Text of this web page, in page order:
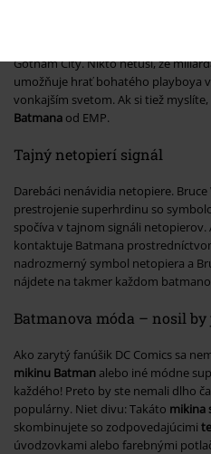
Postavu Batmana vytvorili umelec
1939. Batman je tajomný
Gotham City. Nikto netuší, že
umožňuje hrať bohatého playboya
vonkajším svetom. Ak si tiež
Batmanaod EMP.
Tajný netopierí signál
Darebáci nenávidia netopiere.
prestrojenie superhrdinu so
spočíva v tajnom signáli
kontaktuje Batmana
nadrozmerný symbol netopiera a
nájdete na takmer každom
Batmanova móda – nosil by
Ako zarytý fanúšik DC Comics sa
mikinu Batmanalebo iné módne
každého! Preto by ste nemali dlho
populárny. Niet divu: Takáto mikina
skombinujete so zodpovedajúcimi
úvodzovkami alebo farebnými